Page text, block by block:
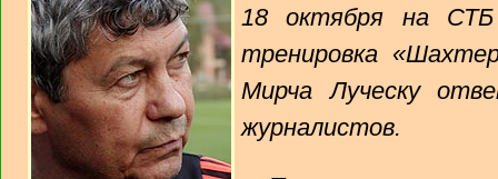
18 октября на
тренировка
Мирча Луческу
журналистов.